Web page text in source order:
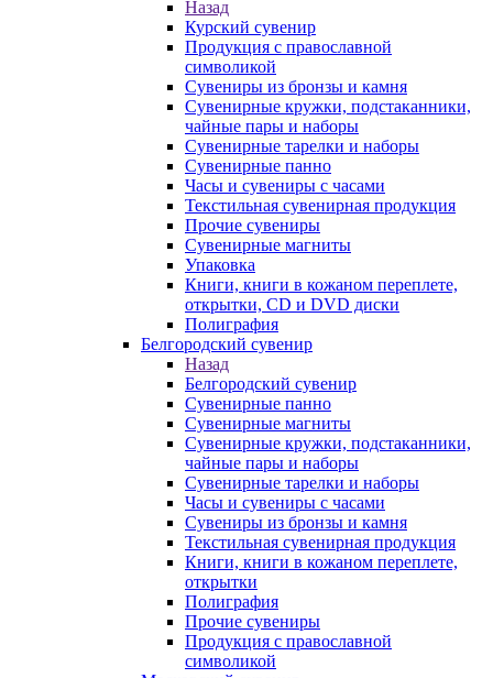
Назад
Курский сувенир
Продукция с православной
символикой
Сувениры из бронзы и камня
Сувенирные кружки, подстаканники,
чайные пары и наборы
Сувенирные тарелки и наборы
Сувенирные панно
Часы и сувениры с часами
Текстильная сувенирная продукция
Прочие сувениры
Сувенирные магниты
Упаковка
Книги, книги в кожаном переплете,
открытки, CD и DVD диски
Полиграфия
Белгородский сувенир
Назад
Белгородский сувенир
Сувенирные панно
Сувенирные магниты
Сувенирные кружки, подстаканники,
чайные пары и наборы
Сувенирные тарелки и наборы
Часы и сувениры с часами
Сувениры из бронзы и камня
Текстильная сувенирная продукция
Книги, книги в кожаном переплете,
открытки
Полиграфия
Прочие сувениры
Продукция с православной
символикой